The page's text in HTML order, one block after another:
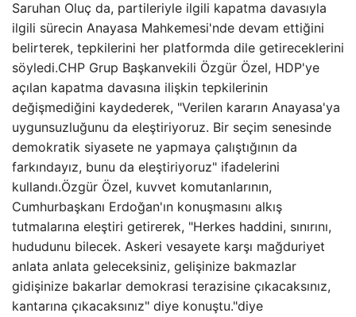
Saruhan Oluç da, partileriyle ilgili kapatma davasıyla
ilgili sürecin Anayasa Mahkemesi'nde devam ettiğini
belirterek, tepkilerini her platformda dile getireceklerini
söyledi.CHP Grup Başkanvekili Özgür Özel, HDP'ye
açılan kapatma davasına ilişkin tepkilerinin
değişmediğini kaydederek, "Verilen kararın Anayasa'ya
uygunsuzluğunu da eleştiriyoruz. Bir seçim senesinde
demokratik siyasete ne yapmaya çalıştığının da
farkındayız, bunu da eleştiriyoruz" ifadelerini
kullandı.Özgür Özel, kuvvet komutanlarının,
Cumhurbaşkanı Erdoğan'ın konuşmasını alkış
tutmalarına eleştiri getirerek, "Herkes haddini, sınırını,
hududunu bilecek. Askeri vesayete karşı mağduriyet
anlata anlata geleceksiniz, gelişinize bakmazlar
gidişinize bakarlar demokrasi terazisine çıkacaksınız,
kantarına çıkacaksınız" diye konuştu."diye